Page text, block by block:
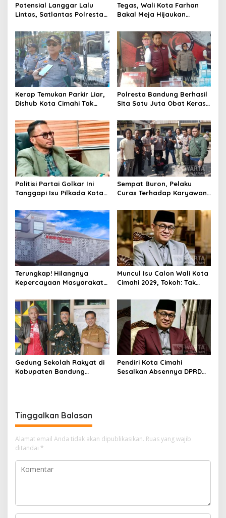
Potensial Langgar Lalu
Lintas, Satlantas Polresta
Motor Berknalpot Brong
Tegas, Wali Kota Farhan
Bakal Meja Hijaukan
Riau
Kerap Temukan Parkir Liar,
Dishub Kota Cimahi Tak
Pembinaan
Polresta Bandung Berhasil
Sita Satu Juta Obat Keras
Kasus Narkoba
Politisi Partai Golkar Ini
Tanggapi Isu Pilkada Kota
Sempat Buron, Pelaku
Curas Terhadap Karyawan
Ditangkap Polisi
Terungkap! Hilangnya
Kepercayaan Masyarakat
Rebranding RSUD Cibabat
Muncul Isu Calon Wali Kota
Cimahi 2029, Tokoh: Tak
Legitimasi Parpol
Gedung Sekolah Rakyat di
Kabupaten Bandung
Pendiri Kota Cimahi
Sesalkan Absennya DPRD
Tinggalkan Balasan
Alamat email Anda tidak akan dipublikasikan. Ruas yang wajib
ditandai *